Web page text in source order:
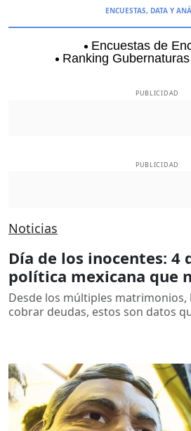
ENCUESTAS, DATA Y
Encuestas de
Ranking Gubernaturas
PUBLICIDAD
PUBLICIDAD
Noticias
Día de los inocentes: 4
política mexicana que
Desde los múltiples
cobrar deudas, estos son datos